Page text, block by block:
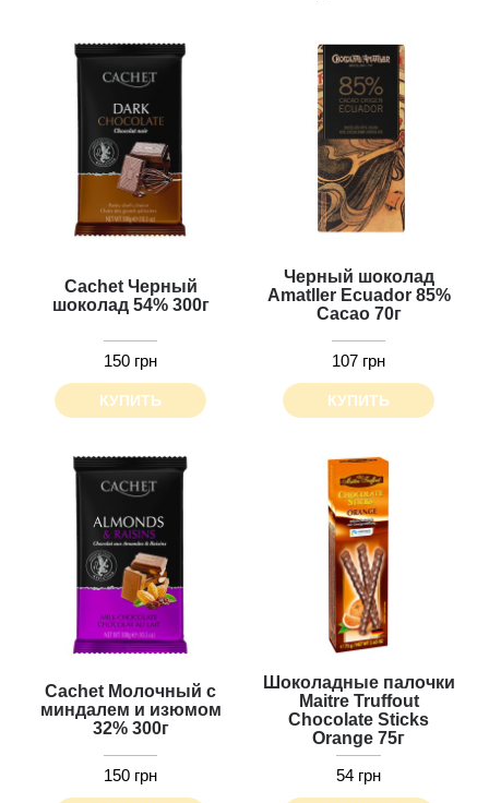
Cachet Черный
шоколад 54% 300г
150 грн
КУПИТЬ
Черный шоколад
Amatller Ecuador 85%
Cacao 70г
107 грн
КУПИТЬ
Cachet Молочный с
миндалем и изюмом
32% 300г
150 грн
Шоколадные палочки
Maitre Truffout
Chocolate Sticks
Orange 75г
54 грн